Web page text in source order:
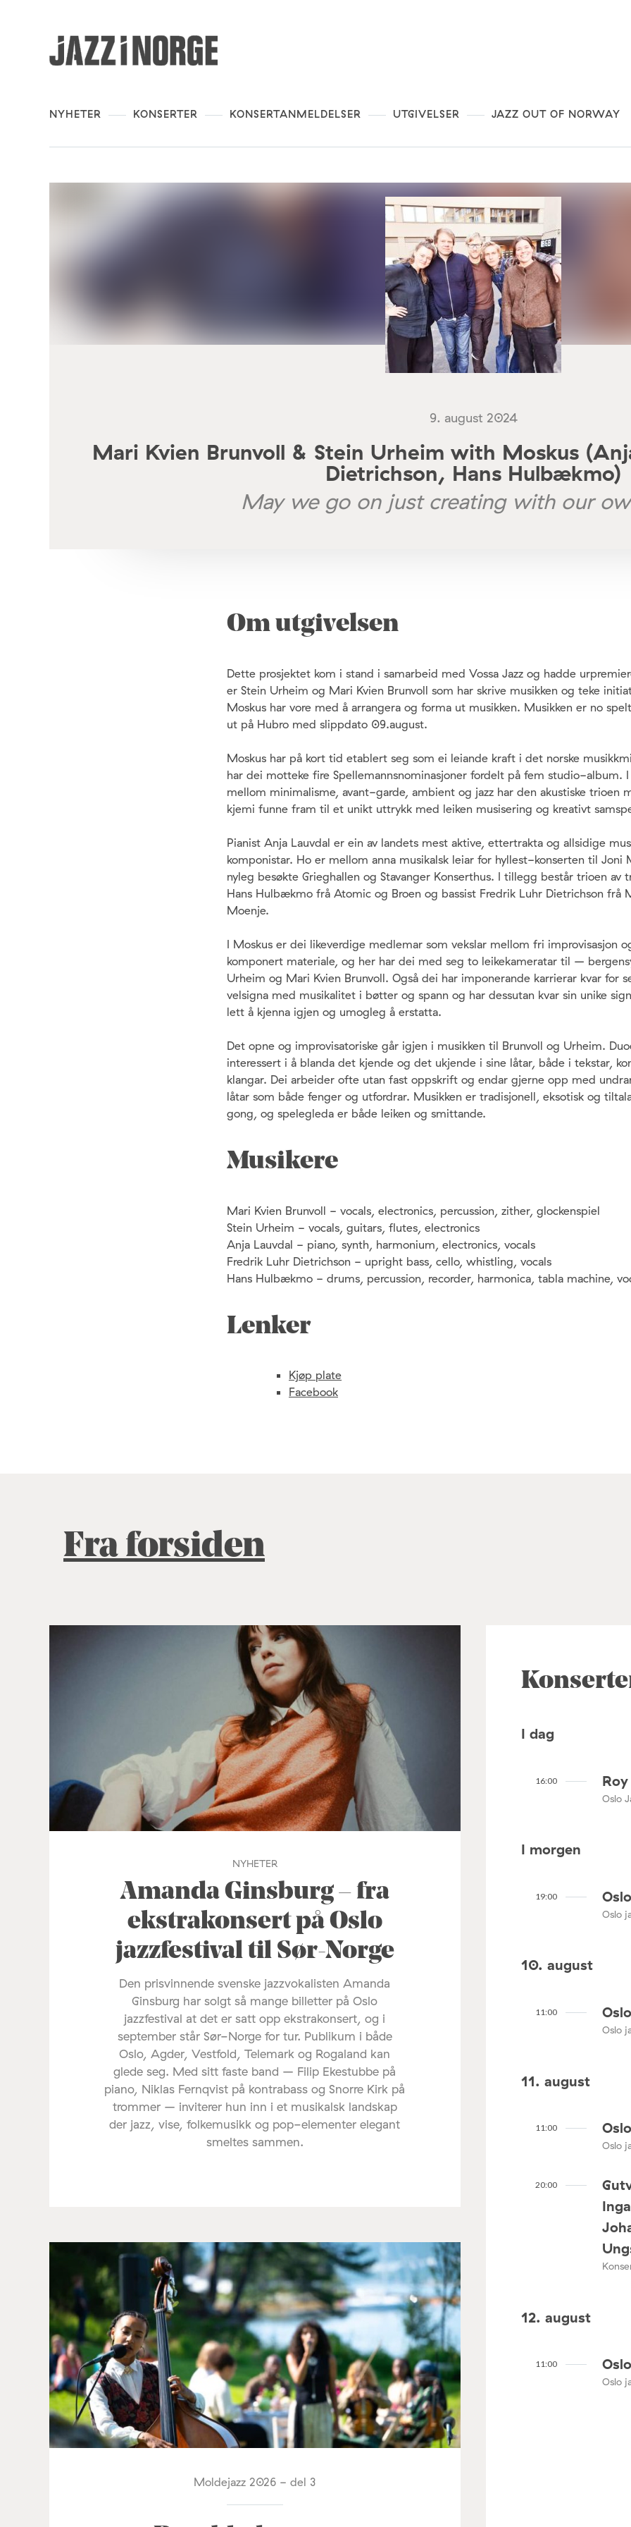
NYHETER KONSERTER KONSERTANMELDELSER UTGIVELSER JAZZ OUT OF NORWAY
9. august 2024
Mari Kvien Brunvoll & Stein Urheim with Moskus
Dietrichson, Hans Hulbækmo)
May we go on just creating with our
Om utgivelsen
Dette prosjektet kom i stand i samarbeid med Vossa Jazz og hadde
er Stein Urheim og Mari Kvien Brunvoll som har skrive musikken og teke
Moskus har vore med å arrangera og forma ut musikken. Musikken er no
ut på Hubro med slippdato 09.august.
Moskus har på kort tid etablert seg som ei leiande kraft i det norske
har dei motteke fire Spellemannsnominasjoner fordelt på fem studio-album.
mellom minimalisme, avant-garde, ambient og jazz har den akustiske trioen
kjemi funne fram til et unikt uttrykk med leiken musisering og kreativt
Pianist Anja Lauvdal er ein av landets mest aktive, ettertrakta og allsidige
komponistar. Ho er mellom anna musikalsk leiar for hyllest-konserten til Joni
nyleg besøkte Grieghallen og Stavanger Konserthus. I tillegg består trioen av
Hans Hulbækmo frå Atomic og Broen og bassist Fredrik Luhr Dietrichson frå
Moenje.
I Moskus er dei likeverdige medlemar som vekslar mellom fri improvisasjon
komponert materiale, og her har dei med seg to leikekameratar til –
Urheim og Mari Kvien Brunvoll. Også dei har imponerande karrierar kvar for
velsigna med musikalitet i bøtter og spann og har dessutan kvar sin unike
lett å kjenna igjen og umogleg å erstatta.
Det opne og improvisatoriske går igjen i musikken til Brunvoll og Urheim.
interessert i å blanda det kjende og det ukjende i sine låtar, både i tekstar,
klangar. Dei arbeider ofte utan fast oppskrift og endar gjerne opp med
låtar som både fenger og utfordrar. Musikken er tradisjonell, eksotisk og
gong, og spelegleda er både leiken og smittande.
Musikere
Mari Kvien Brunvoll - vocals, electronics, percussion, zither, glockenspiel
Stein Urheim - vocals, guitars, flutes, electronics
Anja Lauvdal - piano, synth, harmonium, electronics, vocals
Fredrik Luhr Dietrichson - upright bass, cello, whistling, vocals
Hans Hulbækmo - drums, percussion, recorder, harmonica, tabla machine,
Lenker
Kjøp plate
Facebook
Fra forsiden
NYHETER
Amanda Ginsburg – fra
ekstrakonsert på Oslo
jazzfestival til Sør-Norge
Den prisvinnende svenske jazzvokalisten Amanda
Ginsburg har solgt så mange billetter på Oslo
jazzfestival at det er satt opp ekstrakonsert, og i
september står Sør-Norge for tur. Publikum i både
Oslo, Agder, Vestfold, Telemark og Rogaland kan
glede seg. Med sitt faste band – Filip Ekestubbe på
piano, Niklas Fernqvist på kontrabass og Snorre Kirk på
trommer – inviterer hun inn i et musikalsk landskap
der jazz, vise, folkemusikk og pop-elementer elegant
smeltes sammen.
Moldejazz 2026 - del 3
I dag
16:00
Oslo
I morgen
19:00
Oslo
10. august
11:00
Oslo
11. august
11:00
Oslo
20:00
12. august
11:00
Oslo